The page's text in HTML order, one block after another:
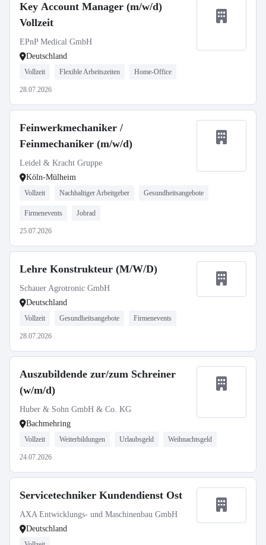
Key Account Manager (m/w/d)
Vollzeit
EPnP Medical GmbH
Deutschland
Vollzeit Flexible Arbeitszeiten Home-Office
28.07.2026
Feinwerkmechaniker /
Feinmechaniker (m/w/d)
Leidel & Kracht Gruppe
Köln-Mülheim
Vollzeit Nachhaltiger Arbeitgeber Gesundheitsangebote
Firmenevents Jobrad
25.07.2026
Lehre Konstrukteur (M/W/D)
Schauer Agrotronic GmbH
Deutschland
Vollzeit Gesundheitsangebote Firmenevents
28.07.2026
Auszubildende zur/zum Schreiner
(w/m/d)
Huber & Sohn GmbH & Co. KG
Bachmehring
Vollzeit Weiterbildungen Urlaubsgeld Weihnachtsgeld
24.07.2026
Servicetechniker Kundendienst Ost
AXA Entwicklungs- und Maschinenbau GmbH
Deutschland